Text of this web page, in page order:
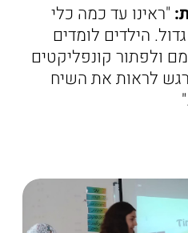
"ראינו עד כמה כלי
הילדים לומדים
ולפתור קונפליקטים
לראות את השיח